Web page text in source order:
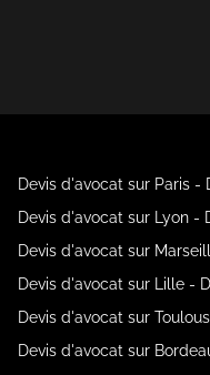
Devis d'avocat sur Paris
Devis d'avocat sur Lyon -
Devis d'avocat sur
Devis d'avocat sur Lille -
Devis d'avocat sur
Devis d'avocat sur